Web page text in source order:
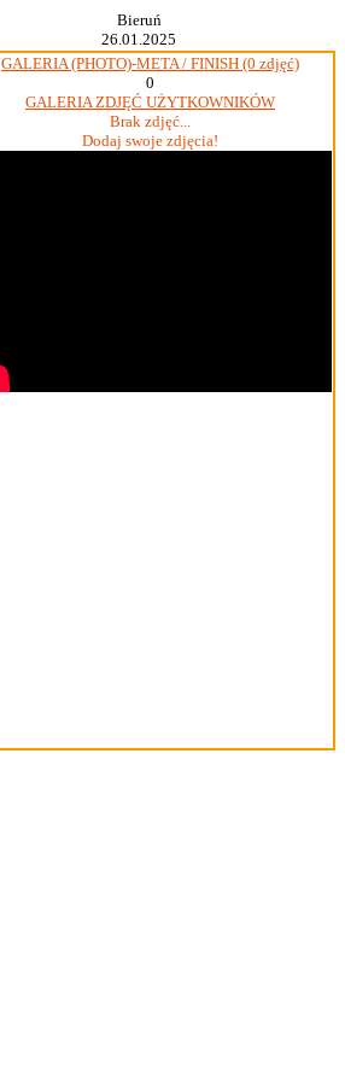
Bieruń
26.01.2025
GALERIA (PHOTO)-META / FINISH (0 zdjęć)
0
GALERIA ZDJĘĆ UŻYTKOWNIKÓW
Brak zdjęć...
Dodaj swoje zdjęcia!